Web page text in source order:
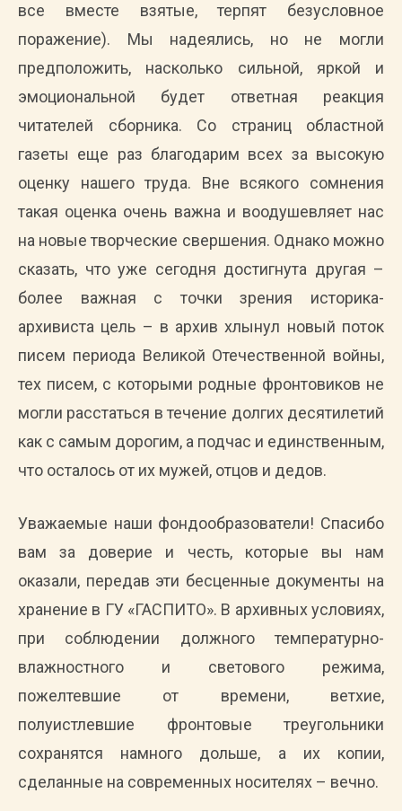
все вместе взятые, терпят безусловное
поражение). Мы надеялись, но не могли
предположить, насколько сильной, яркой и
эмоциональной будет ответная реакция
читателей сборника. Со страниц областной
газеты еще раз благодарим всех за высокую
оценку нашего труда. Вне всякого сомнения
такая оценка очень важна и воодушевляет нас
на новые творческие свершения. Однако можно
сказать, что уже сегодня достигнута другая –
более важная с точки зрения историка-
архивиста цель – в архив хлынул новый поток
писем периода Великой Отечественной войны,
тех писем, с которыми родные фронтовиков не
могли расстаться в течение долгих десятилетий
как с самым дорогим, а подчас и единственным,
что осталось от их мужей, отцов и дедов.
Уважаемые наши фондообразователи! Спасибо
вам за доверие и честь, которые вы нам
оказали, передав эти бесценные документы на
хранение в ГУ «ГАСПИТО». В архивных условиях,
при соблюдении должного температурно-
влажностного и светового режима,
пожелтевшие от времени, ветхие,
полуистлевшие фронтовые треугольники
сохранятся намного дольше, а их копии,
сделанные на современных носителях – вечно.